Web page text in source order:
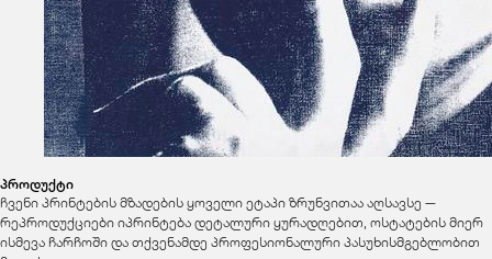
პროდუქტი
ჩვენი პრინტების მზადების ყოველი ეტაპი ზრუნვითაა აღსავსე —
რეპროდუქციები იპრინტება დეტალური ყურადღებით, ოსტატების მიერ
ისმევა ჩარჩოში და თქვენამდე პროფესიონალური პასუხისმგებლობით